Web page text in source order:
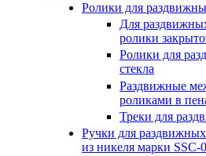
Ролики для
Для
ролики
Ролики для
стекла
Раздвижные
роликами в
Треки для
Ручки для
из никеля марки SSC-